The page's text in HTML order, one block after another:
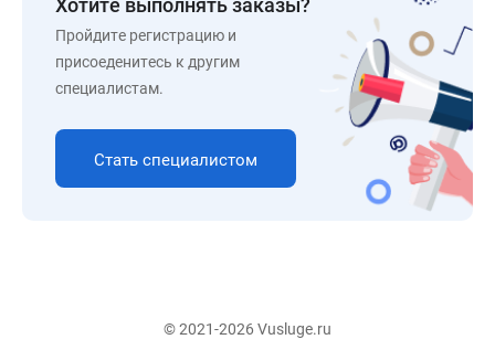
Хотите выполнять заказы?
Пройдите регистрацию и
присоеденитесь к другим
специалистам.
Стать специалистом
© 2021-2026 Vusluge.ru